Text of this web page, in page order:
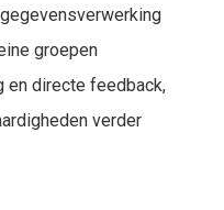
groepen
en directe feedback,
verder